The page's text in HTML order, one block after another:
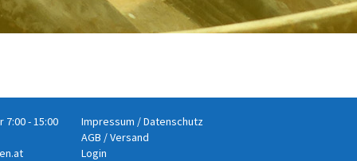
7:00 - 15:00
Impressum /Datenschutz
AGB /Versand
Login